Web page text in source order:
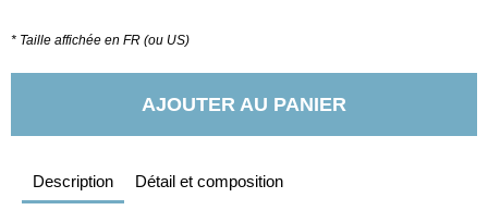
* Taille affichée en FR (ou US)
AJOUTER AU PANIER
Description Détail et composition